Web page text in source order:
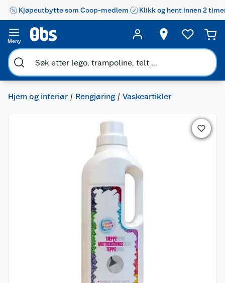
Kjøpeutbytte som Coop-medlem Klikk og hent innen 2
Meny
Hjem og interiør Rengjøring Vaskeartikler